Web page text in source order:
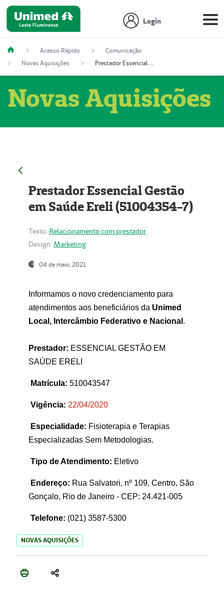
Login
Acesso Rápido
Comunicação
Novas Aquisições
Prestador Essencial Gestão em Saúde Ereli (51004354-7)
Novas Aquisições
Prestador Essencial Gestão
em Saúde Ereli (51004354-7)
Texto: Relacionamento com prestador
Design: Marketing
04 de maio, 2021
Informamos o novo credenciamento para
atendimentos aos beneficiários da Unimed
Local, Intercâmbio Federativo e Nacional .
Prestador: ESSENCIAL GESTÃO EM
SAÚDE ERELI
Matrícula: 510043547
Vigência: 22/04/2020
Especialidade: Fisioterapia e Terapias
Especializadas Sem Metodologias.
Tipo de Atendimento: Eletivo
Endereço: Rua Salvatori, nº 109, Centro, São
Gonçalo, Rio de Janeiro - CEP: 24.421-005
Telefone: (021) 3587-5300
NOVAS AQUISIÇÕES